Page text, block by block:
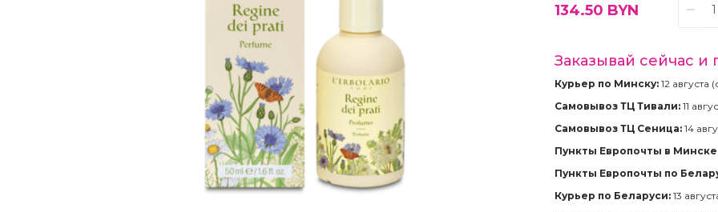
134.50 BYN
Заказывай сейчас и
Курьер по Минску: 12 августа
Самовывоз ТЦ Тивали: 11
Самовывоз ТЦ Сеница: 14
Пункты Европочты в Минске
Пункты Европочты по
Курьер по Беларуси: 13